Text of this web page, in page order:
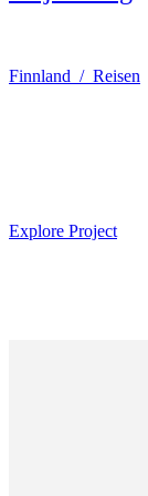
Finnland / Reisen
Explore Project